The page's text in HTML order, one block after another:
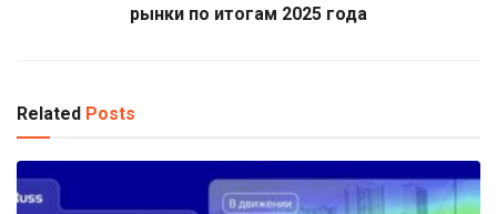
рынки по итогам 2025 года
Related Posts